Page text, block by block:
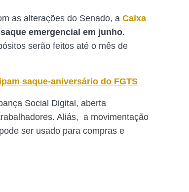
as alterações do Senado, a Caixa
saque emergencial em junho.
serão feitos até o mês de
saque-aniversário do FGTS
Social Digital, aberta
Aliás, a movimentação
ser usado para compras e